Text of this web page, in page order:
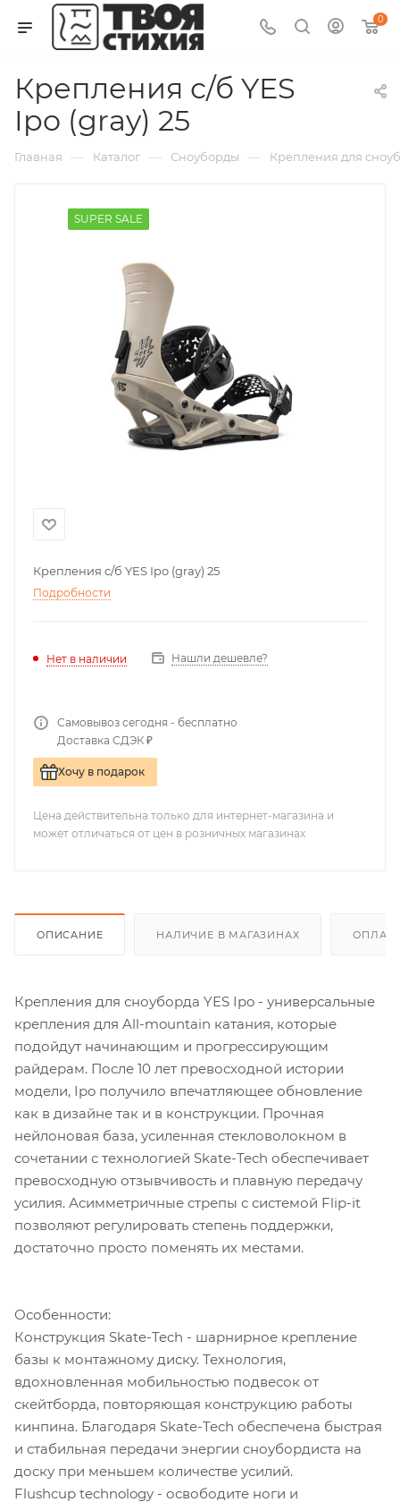
0
Крепления с/б YES
Ipo (gray) 25
Главная — Каталог — Сноуборды — Крепления для
SUPER SALE
Крепления с/б YES Ipo (gray) 25
Подробности
Нет в наличии Нашли дешевле?
Самовывоз сегодня - бесплатно
Доставка СДЭК ₽
Хочу в подарок
Цена действительна только для интернет-магазина и
может отличаться от цен в розничных магазинах
ОПИСАНИЕ НАЛИЧИЕ В МАГАЗИНАХ
Крепления для сноуборда YES Ipo - универсальные
крепления для All-mountain катания, которые
подойдут начинающим и прогрессирующим
райдерам. После 10 лет превосходной истории
модели, Ipo получило впечатляющее обновление
как в дизайне так и в конструкции. Прочная
нейлоновая база, усиленная стекловолокном в
сочетании с технологией Skate-Tech обеспечивает
превосходную отзывчивость и плавную передачу
усилия. Асимметричные стрепы с системой Flip-it
позволяют регулировать степень поддержки,
достаточно просто поменять их местами.
Особенности:
Конструкция Skate-Tech - шарнирное крепление
базы к монтажному диску. Технология,
вдохновленная мобильностью подвесок от
скейтборда, повторяющая конструкцию работы
кинпина. Благодаря Skate-Tech обеспечена быстрая
и стабильная передачи энергии сноубордиста на
доску при меньшем количестве усилий.
Flushcup technology - освободите ноги и